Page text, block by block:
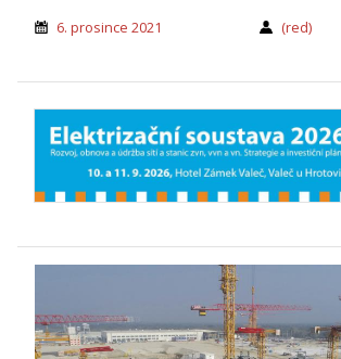
6. prosince 2021 (red)